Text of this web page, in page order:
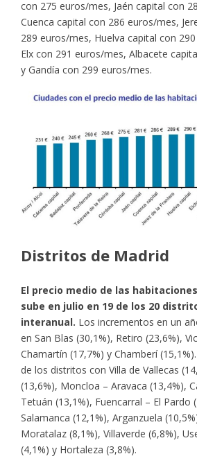
con 275 euros/mes, Jaén capital con
Cuenca capital con 286 euros/mes,
289 euros/mes, Huelva capital con
Elx con 291 euros/mes, Albacete
y Gandía con 299 euros/mes.
Distritos de Madrid
El precio medio de las
sube en julio en 19 de los 20
interanual. Los incrementos en un
en San Blas (30,1%), Retiro (23,6%),
Chamartín (17,7%) y Chamberí
de los distritos con Villa de Vallecas
(13,6%), Moncloa – Aravaca (13,4%),
Tetuán (13,1%), Fuencarral – El Pardo
Salamanca (12,1%), Arganzuela
Moratalaz (8,1%), Villaverde (6,8%),
(4,1%) y Hortaleza (3,8%).